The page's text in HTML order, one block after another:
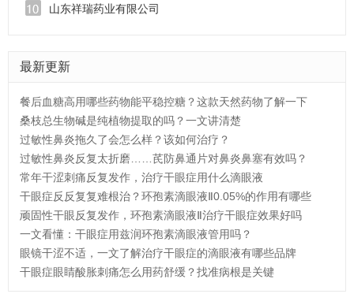
山东祥瑞药业有限公司
最新更新
餐后血糖高用哪些药物能平稳控糖？这款天然药物了解一下
桑枝总生物碱是纯植物提取的吗？一文讲清楚
过敏性鼻炎拖久了会怎么样？该如何治疗？
过敏性鼻炎反复太折磨……芪防鼻通片对鼻炎鼻塞有效吗？
常年干涩刺痛反复发作，治疗干眼症用什么滴眼液
干眼症反反复复难根治？环孢素滴眼液Ⅱ0.05%的作用有哪些
顽固性干眼反复发作，环孢素滴眼液Ⅱ治疗干眼症效果好吗
一文看懂：干眼症用兹润环孢素滴眼液管用吗？
眼镜干涩不适，一文了解治疗干眼症的滴眼液有哪些品牌
干眼症眼睛酸胀刺痛怎么用药舒缓？找准病根是关键